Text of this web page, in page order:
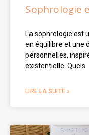
Sophrologie
La sophrologie est
en équilibre et une
personnelles,
existentielle. Quels
LIRE LA SUITE »